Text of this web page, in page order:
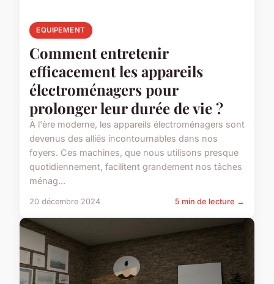
EQUIPEMENT
Comment entretenir
efficacement les appareils
électroménagers pour
prolonger leur durée de vie ?
À l'ère moderne, les appareils électroménagers sont
devenus des alliés incontournables dans nos
foyers. Ces machines, que nous utilisons presque
quotidiennement, facilitent grandement nos tâches
ménag...
20 décembre 2024 5 min de lecture →